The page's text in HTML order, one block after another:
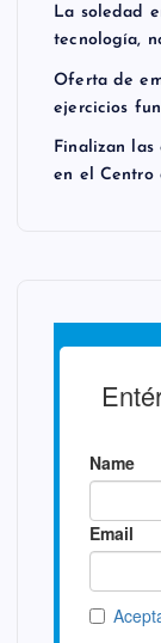
La soledad
tecnología,
Oferta de
ejercicios
Finalizan
en el Centro